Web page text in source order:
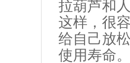
拉葫芦和
这样，很
给自己放
使用寿命